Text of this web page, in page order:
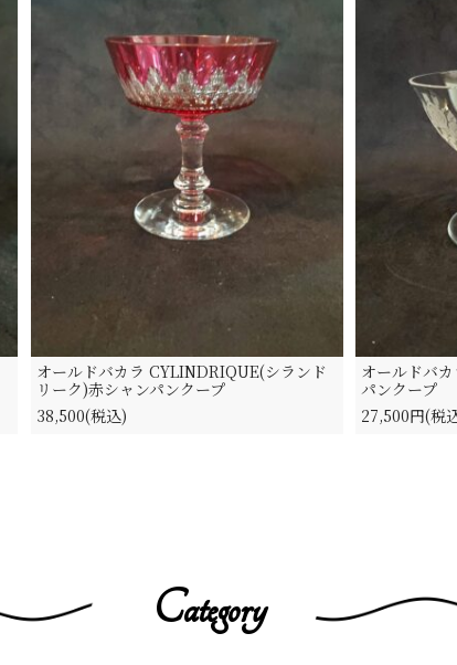
オールドバカラ CYLINDRIQUE(シランド
リーク)赤シャンパンクープ
38,500(税込)
オールドバ
パンクープ
27,500円(税
Category